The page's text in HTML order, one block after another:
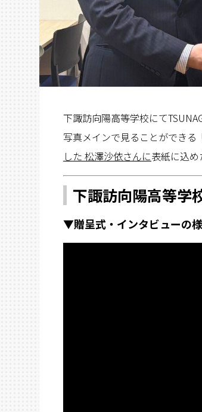
下諏訪向陽高等学校にて
写真メインで見ることができる
した 松澤沙依さんに表紙に込
下諏訪向陽高等学
▼贈呈式・インタビューの